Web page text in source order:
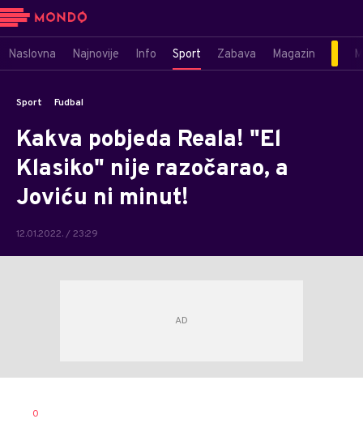
Naslovna Najnovije Info Sport Zabava Magazin
Sport Fudbal
Kakva pobjeda Reala! "El
Klasiko" nije razočarao, a
Joviću ni minut!
12.01.2022. / 23:29
AUTOR
0